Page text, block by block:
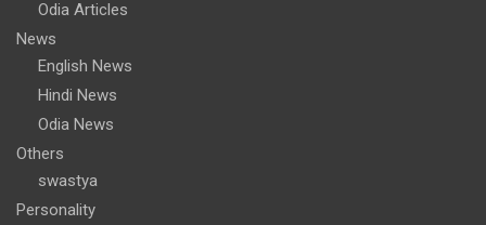
Odia Articles
News
English News
Hindi News
Odia News
Others
swastya
Personality